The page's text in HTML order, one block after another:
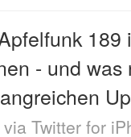
189
- und was
via Twitter for